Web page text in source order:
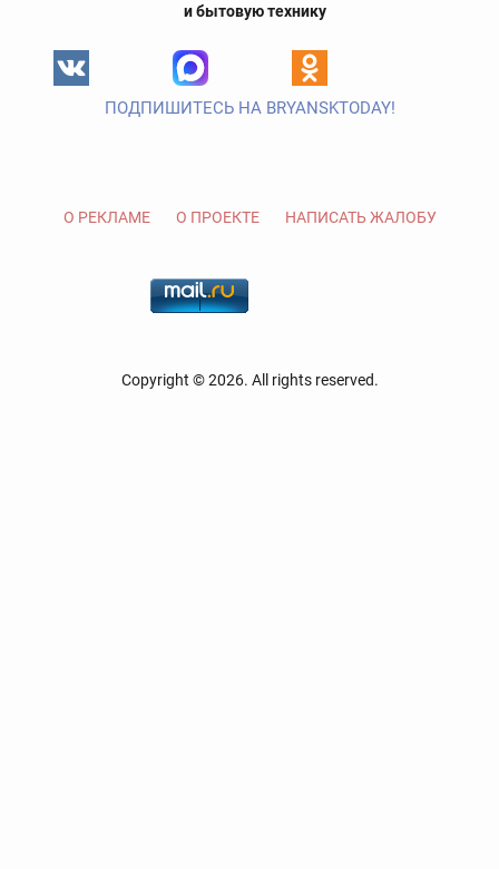
и бытовую технику
ПОДПИШИТЕСЬ НА BRYANSKTODAY!
О РЕКЛАМЕ О ПРОЕКТЕ НАПИСАТЬ ЖАЛОБУ
Copyright © 2026. All rights reserved.